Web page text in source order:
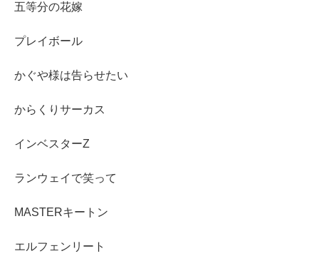
五等分の花嫁
プレイボール
かぐや様は告らせたい
からくりサーカス
インベスターZ
ランウェイで笑って
MASTERキートン
エルフェンリート